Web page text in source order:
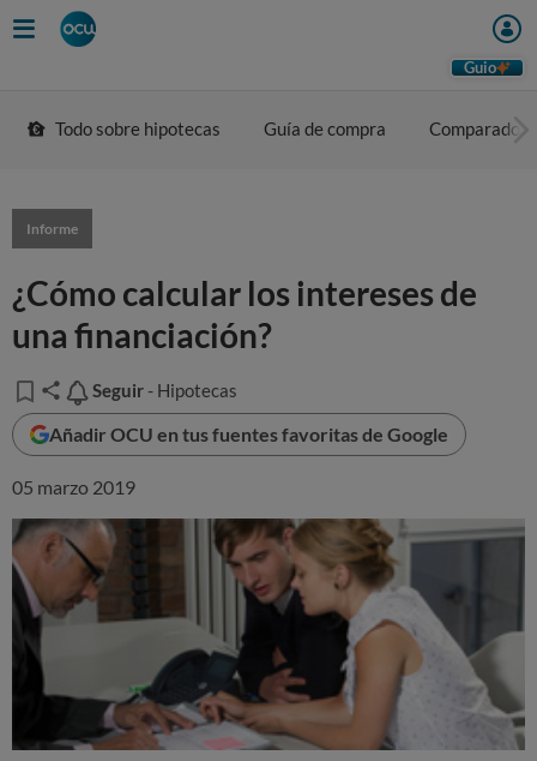
Guio
Todo sobre hipotecas Guía de compra Comparador
Informe
¿Cómo calcular los intereses de
una financiación?
Seguir
Seguir - Hipotecas
Añadir OCU en tus fuentes favoritas de Google
05 marzo 2019